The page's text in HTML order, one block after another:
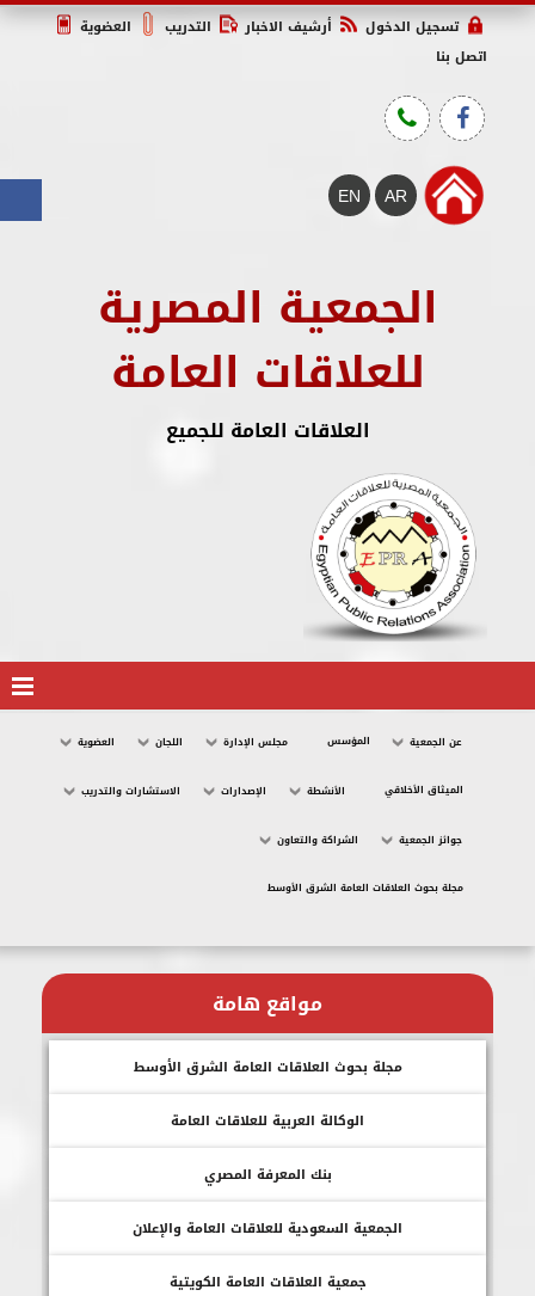
تسجيل الدخول أرشيف الاخبار التدريب
العضوية
اتصل بنا
الجمعية المصرية
للعلاقات العامة
العلاقات العامة للجميع
عن الجمعية المؤسس مجلس الإدارة اللجان العضوية
الميثاق الأخلاقي الأنشطة الإصدارات الاستشارات والتدريب
جوائز الجمعية الشراكة والتعاون
مجلة بحوث العلاقات العامة الشرق الأوسط
مواقع هامة
مجلة بحوث العلاقات العامة الشرق الأوسط
الوكالة العربية للعلاقات العامة
بنك المعرفة المصري
الجمعية السعودية للعلاقات العامة والإعلان
جمعية العلاقات العامة الكويتية